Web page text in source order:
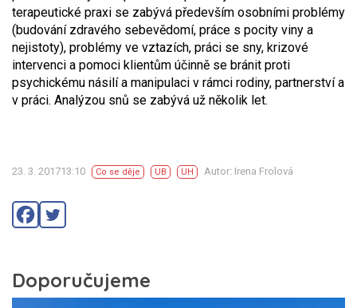
terapeutické praxi se zabývá především osobními problémy
(budování zdravého sebevědomí, práce s pocity viny a
nejistoty), problémy ve vztazích, práci se sny, krizové
intervenci a pomoci klientům účinně se bránit proti
psychickému násilí a manipulaci v rámci rodiny, partnerství a
v práci. Analýzou snů se zabývá už několik let.
23. 3. 201713:10 Co se děje UB UH Autor: Irena Frolová